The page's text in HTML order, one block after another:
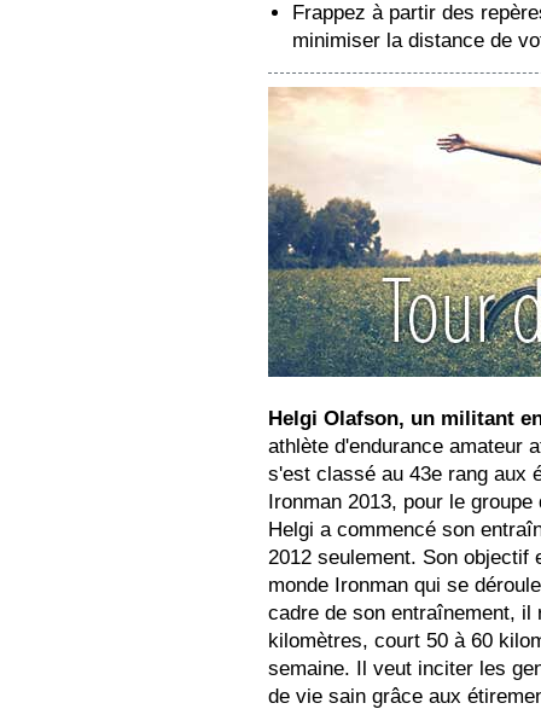
Frappez à partir des
minimiser la distance de
Helgi Olafson, un militant
athlète d'endurance amateur
s'est classé au 43e rang aux
Ironman 2013, pour le
Helgi a commencé son
2012 seulement. Son objectif
monde Ironman qui se
cadre de son entraînement, il
kilomètres, court 50 à 60
semaine. Il veut inciter les
de vie sain grâce aux